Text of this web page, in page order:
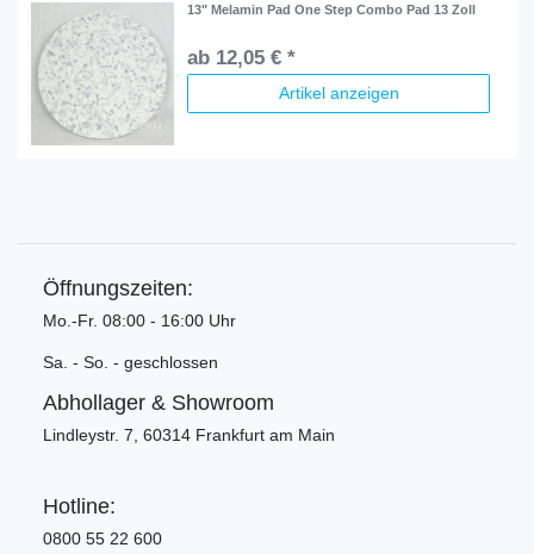
13" Melamin Pad One Step Combo Pad 13 Zoll
ab 12,05 € *
Artikel anzeigen
Öffnungszeiten:
Mo.-Fr. 08:00 - 16:00 Uhr
Sa. - So. - geschlossen
Abhollager & Showroom
Lindleystr. 7, 60314 Frankfurt am Main
Hotline:
0800 55 22 600